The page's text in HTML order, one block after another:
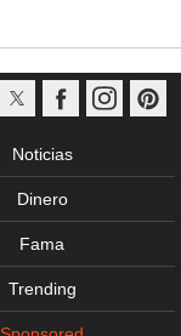
Noticias
Dinero
Fama
Trending